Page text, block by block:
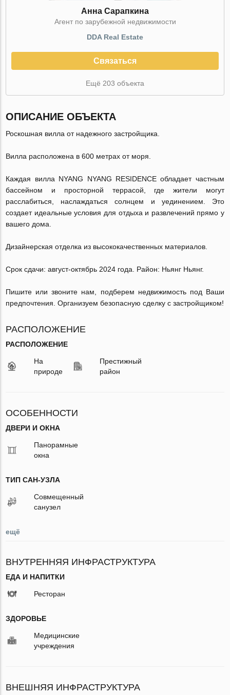
Анна Сарапкина
Агент по зарубежной недвижимости
DDA Real Estate
Связаться
Ещё 203 объекта
ОПИСАНИЕ ОБЪЕКТА
Роскошная вилла от надежного застройщика.
Вилла расположена в 600 метрах от моря.
Каждая вилла NYANG NYANG RESIDENCE обладает частным
бассейном и просторной террасой, где жители могут
расслабиться, наслаждаться солнцем и уединением. Это
создает идеальные условия для отдыха и развлечений прямо у
вашего дома.
Дизайнерская отделка из высококачественных материалов.
Срок сдачи: август-октябрь 2024 года. Район: Ньянг Ньянг.
Пишите или звоните нам, подберем недвижимость под Ваши
предпочтения. Организуем безопасную сделку с застройщиком!
РАСПОЛОЖЕНИЕ
РАСПОЛОЖЕНИЕ
На
природе
Престижный
район
ОСОБЕННОСТИ
ДВЕРИ И ОКНА
Панорамные
окна
ТИП САН-УЗЛА
Совмещенный
санузел
ещё
ВНУТРЕННЯЯ ИНФРАСТРУКТУРА
ЕДА И НАПИТКИ
Ресторан
ЗДОРОВЬЕ
Медицинские
учреждения
ВНЕШНЯЯ ИНФРАСТРУКТУРА